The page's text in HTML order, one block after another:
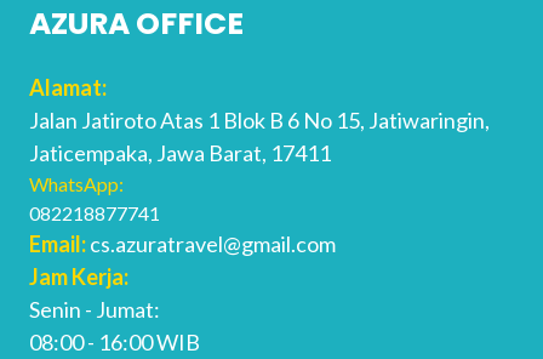
AZURA OFFICE
Alamat:
Jalan Jatiroto Atas 1 Blok B 6 No 15, Jatiwaringin,
Jaticempaka, Jawa Barat, 17411
WhatsApp:
082218877741
Email:cs.azuratravel@gmail.com
Jam Kerja:
Senin - Jumat:
08:00 - 16:00 WIB